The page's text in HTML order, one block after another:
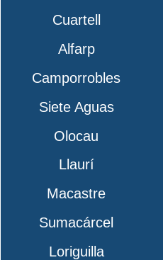
Cuartell
Alfarp
Camporrobles
Siete Aguas
Olocau
Llaurí
Macastre
Sumacárcel
Loriguilla